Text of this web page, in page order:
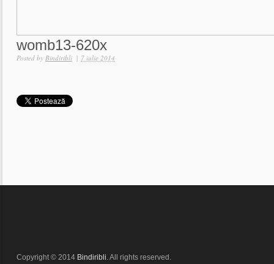
womb13-620x
Posted by Bindiribli | 7 iulie 2014
Copyright © 2014 Bindiribli. All rights reserved.